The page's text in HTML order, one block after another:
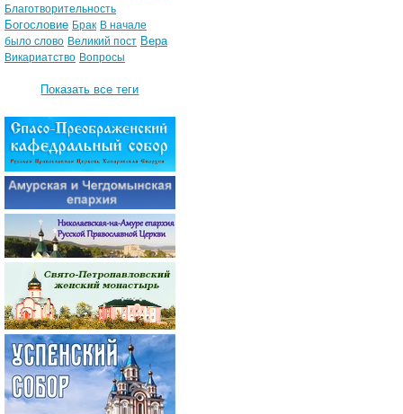
Благотворительность
Богословие Брак В начале
было слово Великий пост Вера
Викариатство Вопросы
Показать все теги